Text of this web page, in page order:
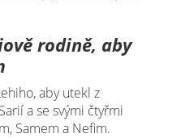
rodině, aby
aby utekl z
a se svými čtyřmi
Samem a Nefim.